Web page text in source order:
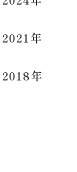
2021年
2018年